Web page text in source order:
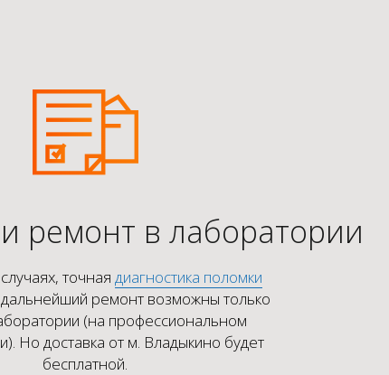
ремонт в лаборатории
точная диагностика поломки
ремонт возможны только
(на профессиональном
Но доставка от м. Владыкино будет
бесплатной.